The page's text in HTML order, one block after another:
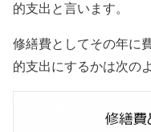
的支出と言います。
修繕費としてその年に
的支出にするかは次の